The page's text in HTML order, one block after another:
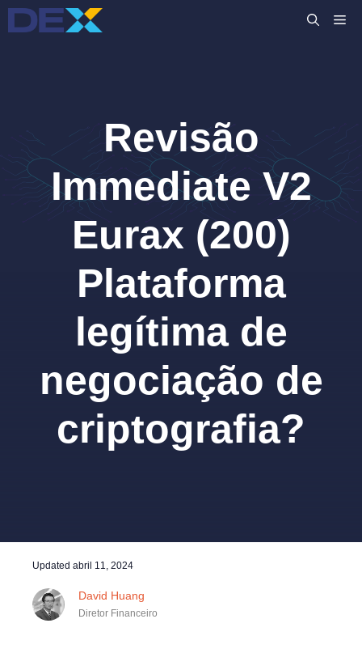
Pular
para
Revisão
Immediate V2
Eurax (200)
Plataforma
legítima de
negociação de
criptografia?
Updated abril 11, 2024
David Huang
Diretor Financeiro